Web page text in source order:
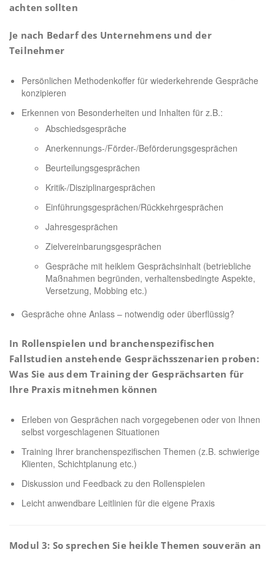
achten sollten
Je nach Bedarf des Unternehmens und der
Teilnehmer
Persönlichen Methodenkoffer für wiederkehrende Gespräche
konzipieren
Erkennen von Besonderheiten und Inhalten für z.B.:
Abschiedsgespräche
Anerkennungs-/Förder-/Beförderungsgesprächen
Beurteilungsgesprächen
Kritik-/Disziplinargesprächen
Einführungsgesprächen/Rückkehrgesprächen
Jahresgesprächen
Zielvereinbarungsgesprächen
Gespräche mit heiklem Gesprächsinhalt (betriebliche
Maßnahmen begründen, verhaltensbedingte Aspekte,
Versetzung, Mobbing etc.)
Gespräche ohne Anlass – notwendig oder überflüssig?
In Rollenspielen und branchenspezifischen
Fallstudien anstehende Gesprächsszenarien proben:
Was Sie aus dem Training der Gesprächsarten für
Ihre Praxis mitnehmen können
Erleben von Gesprächen nach vorgegebenen oder von Ihnen
selbst vorgeschlagenen Situationen
Training Ihrer branchenspezifischen Themen (z.B. schwierige
Klienten, Schichtplanung etc.)
Diskussion und Feedback zu den Rollenspielen
Leicht anwendbare Leitlinien für die eigene Praxis
Modul 3: So sprechen Sie heikle Themen souverän an